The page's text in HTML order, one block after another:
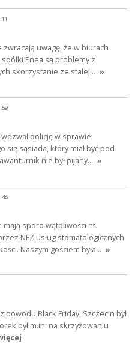
zwracają uwagę, że w biurach
Enea są problemy z
skorzystanie ze stałej… »
wezwał policję w sprawie
się sąsiada, który miał być pod
nie był pijany… »
mają sporo wątpliwości nt.
NFZ usług stomatologicznych
Naszym gościem była… »
Black Friday, Szczecin był
był m.in. na skrzyżowaniu